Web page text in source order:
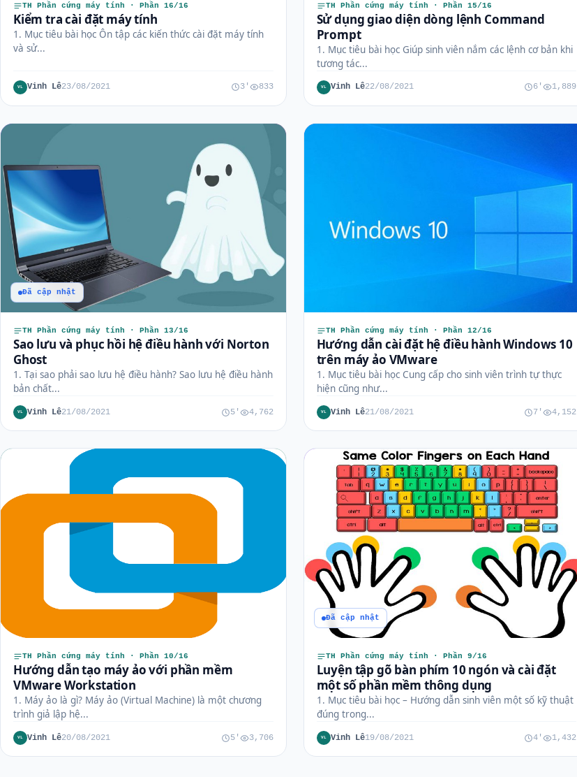
TH Phần cứng máy tính · Phần 16/16
Kiểm tra cài đặt máy tính
1. Mục tiêu bài học Ôn tập các kiến thức cài đặt máy tính
và sử...
VL Vinh Lê23/08/2021 3' 833
TH Phần cứng máy tính · Phần 15/16
Sử dụng giao diện dòng lệnh Command
Prompt
1. Mục tiêu bài học Giúp sinh viên nắm các lệnh cơ bản khi
tương tác...
VL Vinh Lê22/08/2021 6' 1,889
Đã cập nhật
TH Phần cứng máy tính · Phần 13/16
Sao lưu và phục hồi hệ điều hành với Norton
Ghost
1. Tại sao phải sao lưu hệ điều hành? Sao lưu hệ điều hành
bản chất...
VL Vinh Lê21/08/2021 5' 4,762
TH Phần cứng máy tính · Phần 12/16
Hướng dẫn cài đặt hệ điều hành Windows 10
trên máy ảo VMware
1. Mục tiêu bài học Cung cấp cho sinh viên trình tự thực
hiện cũng như...
VL Vinh Lê21/08/2021 7' 4,152
TH Phần cứng máy tính · Phần 10/16
Hướng dẫn tạo máy ảo với phần mềm
VMware Workstation
1. Máy ảo là gì? Máy ảo (Virtual Machine) là một chương
trình giả lập hệ...
VL Vinh Lê20/08/2021 5' 3,706
Đã cập nhật
TH Phần cứng máy tính · Phần 9/16
Luyện tập gõ bàn phím 10 ngón và cài đặt
một số phần mềm thông dụng
1. Mục tiêu bài học – Hướng dẫn sinh viên một số kỹ thuật
đúng trong...
VL Vinh Lê19/08/2021 4' 1,432